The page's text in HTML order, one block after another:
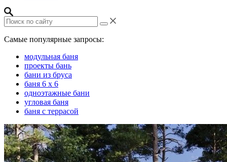
Самые популярные запросы:
модульная баня
проекты бань
бани из бруса
баня 6 х 6
одноэтажные бани
угловая баня
баня с террасой